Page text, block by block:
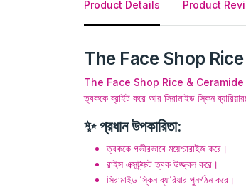
Product Details Product
The Face Shop
The Face Shop Rice & Ceramide
ত্বককে ব্রাইট করে আর সিরামাইড স্কিন
✨ প্রধান উপকারিতা:
ত্বককে গভীরভাবে ময়েশ্চারাইজ করে।
রাইস এক্সট্র্যাক্ট ত্বক উজ্জ্বল করে।
সিরামাইড স্কিন ব্যারিয়ার পুনর্গঠন করে।